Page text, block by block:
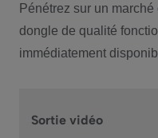
Pénétrez sur un
dongle de qualité
immédiatement
Sortie vidéo